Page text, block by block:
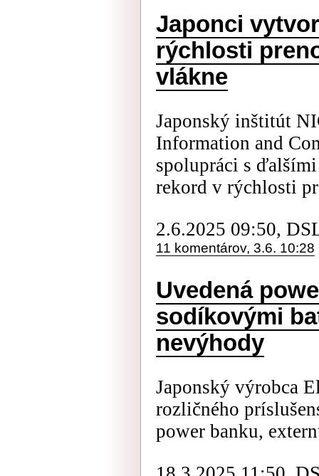
Japonci
rýchlosti
vlákne
Japonský inštitút
Information and
spolupráci s
rekord v rýchlosti
2.6.2025 09:50,
11 komentárov, 3.6. 10:28
Uvedená
sodíkovými
nevýhody
Japonský výrobca
rozličného
power banku,